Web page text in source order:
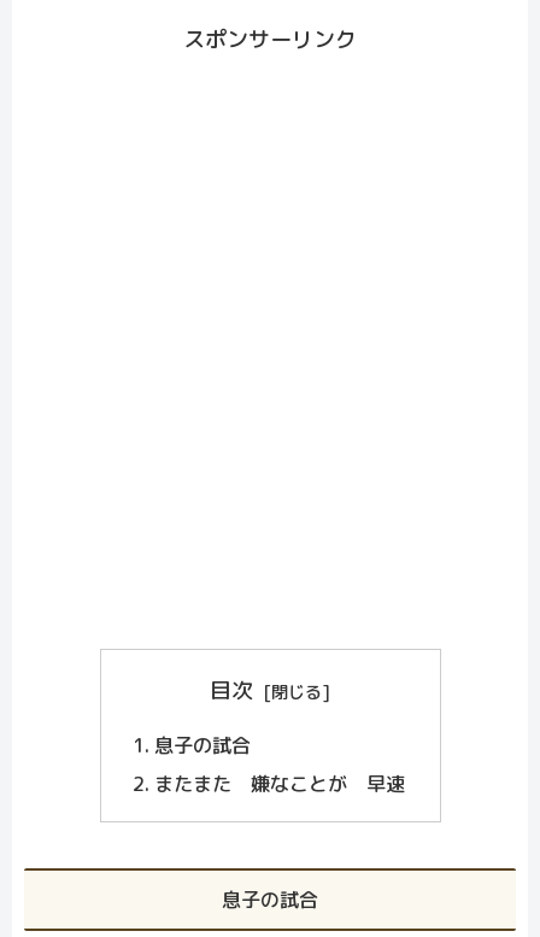
スポンサーリンク
目次
息子の試合
またまた 嫌なことが 早速
息子の試合